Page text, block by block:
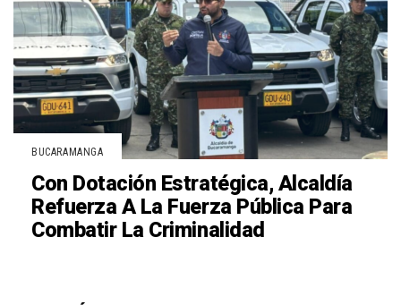
BUCARAMANGA
Con Dotación Estratégica, Alcaldía
Refuerza A La Fuerza Pública Para
Combatir La Criminalidad